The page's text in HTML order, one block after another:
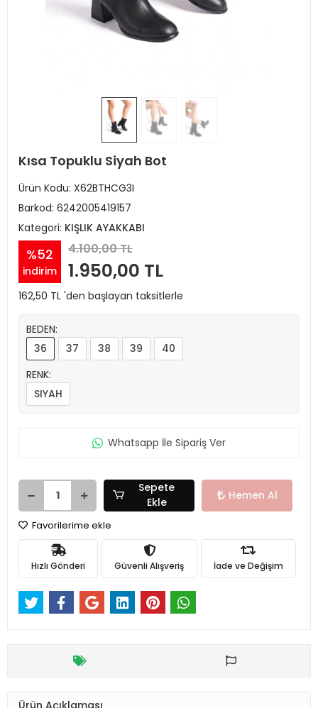
Kısa Topuklu Siyah Bot
Ürün Kodu: X62BTHCG3I
Barkod: 6242005419157
Kategori: KIŞLIK AYAKKABI
%52
indirim
4.100,00 TL
1.950,00 TL
162,50 TL 'den başlayan taksitlerle
BEDEN:
36
37 38 39
40
RENK:
SIYAH
Whatsapp İle Sipariş Ver
Sepete
Ekle
Hemen Al
Favorilerime ekle
Hızlı Gönderi Güvenli Alışveriş İade ve Değişim